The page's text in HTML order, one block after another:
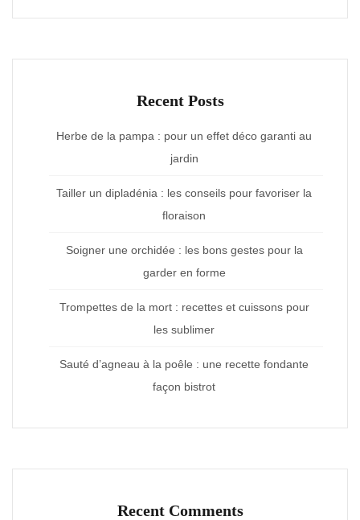
Recent Posts
Herbe de la pampa : pour un effet déco garanti au
jardin
Tailler un dipladénia : les conseils pour favoriser la
floraison
Soigner une orchidée : les bons gestes pour la
garder en forme
Trompettes de la mort : recettes et cuissons pour
les sublimer
Sauté d’agneau à la poêle : une recette fondante
façon bistrot
Recent Comments